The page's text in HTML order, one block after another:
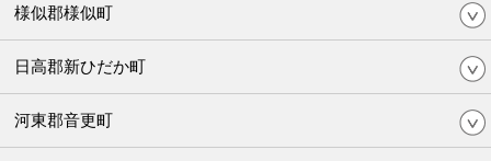
様似郡様似町
日高郡新ひだか町
河東郡音更町